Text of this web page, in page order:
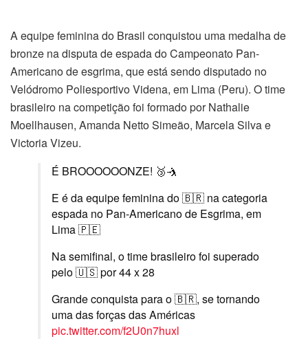
A equipe feminina do Brasil conquistou uma medalha de
bronze na disputa de espada do Campeonato Pan-
Americano de esgrima, que está sendo disputado no
Velódromo Poliesportivo Videna, em Lima (Peru). O time
brasileiro na competição foi formado por Nathalie
Moellhausen, Amanda Netto Simeão, Marcela Silva e
Victoria Vizeu.
É BROOOOOONZE! 🥉🤺
E é da equipe feminina do 🇧🇷 na categoria
espada no Pan-Americano de Esgrima, em
Lima 🇵🇪
Na semifinal, o time brasileiro foi superado
pelo 🇺🇸 por 44 x 28
Grande conquista para o 🇧🇷, se tornando
uma das forças das Américas
pic.twitter.com/f2U0n7huxl